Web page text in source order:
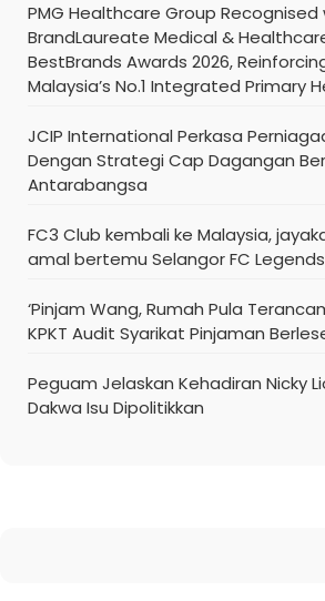
PMG Healthcare Group Recognised
BrandLaureate Medical &
BestBrands Awards 2026,
Malaysia’s No.1 Integrated Primary
JCIP International Perkasa
Dengan Strategi Cap Dagangan
Antarabangsa
FC3 Club kembali ke Malaysia,
amal bertemu Selangor FC Legends
‘Pinjam Wang, Rumah Pula
KPKT Audit Syarikat Pinjaman
Peguam Jelaskan Kehadiran Nicky
Dakwa Isu Dipolitikkan